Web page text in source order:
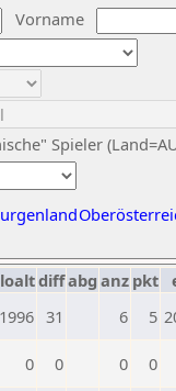
Vorname
Spieler
diffabg anz pkt
1996 31 6 5
0 0 0 0